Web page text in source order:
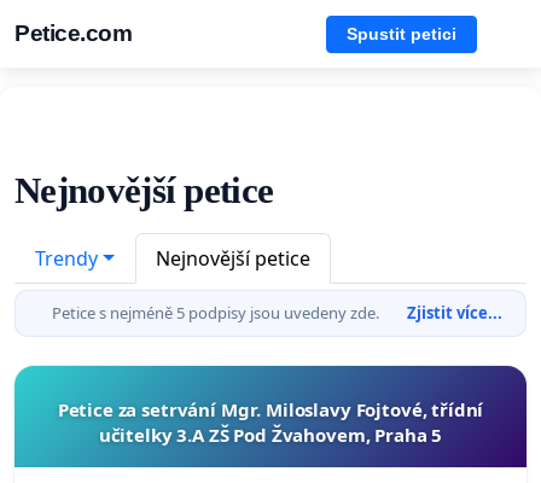
Petice.com Spustit petici
Nejnovější petice
Trendy Nejnovější petice
Petice s nejméně 5 podpisy jsou uvedeny zde. Zjistit více...
Petice za setrvání Mgr. Miloslavy Fojtové, třídní
učitelky 3.A ZŠ Pod Žvahovem, Praha 5